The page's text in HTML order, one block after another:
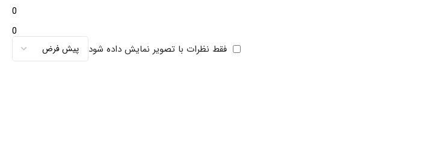
0
0
فقط نظرات با تصویر نمایش داده شود